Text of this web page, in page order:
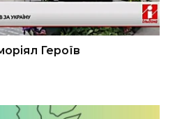
Героїв